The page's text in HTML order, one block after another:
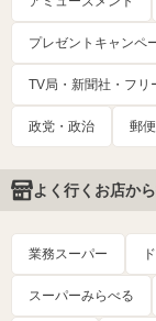
プレゼントキャンペ
TV局・新聞社・フリ
政党・政治 郵
よく行くお店か
業務スーパー
スーパーみらべる